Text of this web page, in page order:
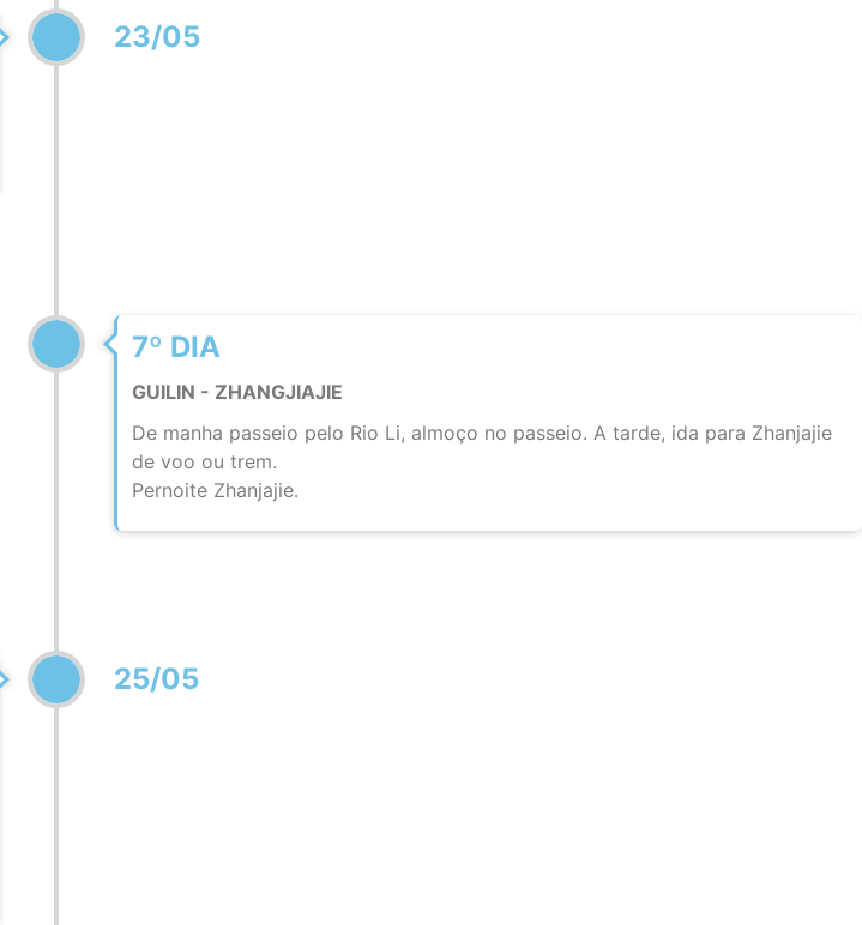
23/05
7º DIA
GUILIN - ZHANGJIAJIE
De manha passeio pelo Rio Li, almoço no passeio. A tarde, ida para Zhanjajie
de voo ou trem.
Pernoite Zhanjajie.
25/05